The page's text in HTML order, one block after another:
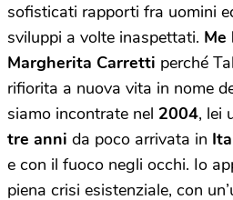
sofisticati rapporti fra uomini
sviluppi a volte inaspettati. Me
Margherita Carretti perché
rifiorita a nuova vita in nome
siamo incontrate nel 2004, lei
tre anni da poco arrivata in
e con il fuoco negli occhi. Io
piena crisi esistenziale, con